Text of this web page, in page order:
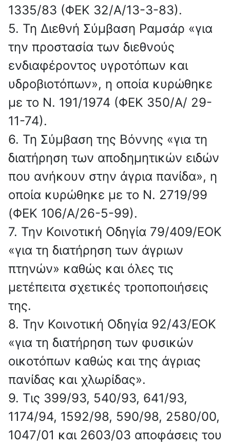
1335/83 (ΦΕΚ 32/Α/13-3-83).
5. Τη Διεθνή Σύμβαση Ραμσάρ «για
την προστασία των διεθνούς
ενδιαφέροντος υγροτόπων και
υδροβιοτόπων», η οποία κυρώθηκε
με το Ν. 191/1974 (ΦΕΚ 350/Α/ 29-
11-74).
6. Τη Σύμβαση της Βόννης «για τη
διατήρηση των αποδημητικών ειδών
που ανήκουν στην άγρια πανίδα», η
οποία κυρώθηκε με το Ν. 2719/99
(ΦΕΚ 106/Α/26-5-99).
7. Την Κοινοτική Οδηγία 79/409/ΕΟΚ
«για τη διατήρηση των άγριων
πτηνών» καθώς και όλες τις
μετέπειτα σχετικές τροποποιήσεις
της.
8. Την Κοινοτική Οδηγία 92/43/ΕΟΚ
«για τη διατήρηση των φυσικών
οικοτόπων καθώς και της άγριας
πανίδας και χλωρίδας».
9. Τις 399/93, 540/93, 641/93,
1174/94, 1592/98, 590/98, 2580/00,
1047/01 και 2603/03 αποφάσεις του